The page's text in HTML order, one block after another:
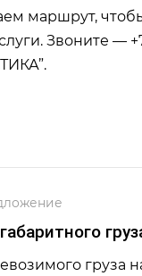
маршрут,
Звоните —
груза